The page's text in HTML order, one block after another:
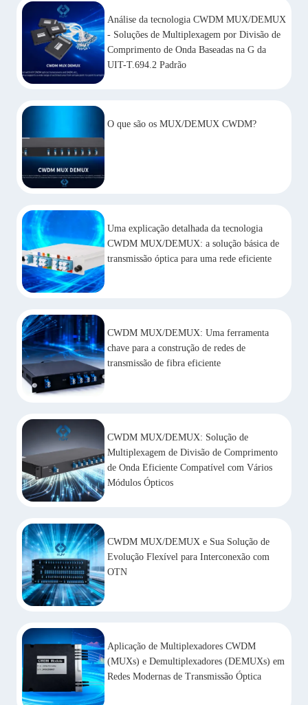
Análise da tecnologia CWDM MUX/DEMUX
- Soluções de Multiplexagem por Divisão de
Comprimento de Onda Baseadas na G da
UIT-T.694.2 Padrão
O que são os MUX/DEMUX CWDM?
Uma explicação detalhada da tecnologia
CWDM MUX/DEMUX: a solução básica de
transmissão óptica para uma rede eficiente
CWDM MUX/DEMUX: Uma ferramenta
chave para a construção de redes de
transmissão de fibra eficiente
CWDM MUX/DEMUX: Solução de
Multiplexagem de Divisão de Comprimento
de Onda Eficiente Compatível com Vários
Módulos Ópticos
CWDM MUX/DEMUX e Sua Solução de
Evolução Flexível para Interconexão com
OTN
Aplicação de Multiplexadores CWDM
(MUXs) e Demultiplexadores (DEMUXs) em
Redes Modernas de Transmissão Óptica